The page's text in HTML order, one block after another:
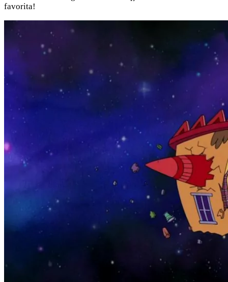
favorita!